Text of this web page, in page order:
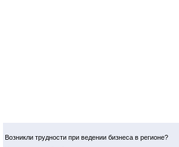
Возникли трудности при ведении бизнеса в регионе?